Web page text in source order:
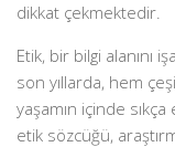
dikkat çekmektedir.
Etik, bir bilgi alanını
son yıllarda, hem
yaşamın içinde
etik sözcüğü,